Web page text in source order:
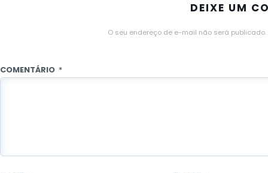
DEIXE UM
O seu endereço de e-mail não será publicado.
COMENTÁRIO *